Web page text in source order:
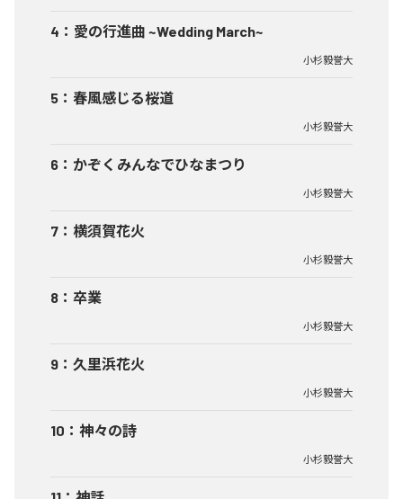
4 ： 愛の行進曲 ~Wedding March~
小杉毅誉大
5 ： 春風感じる桜道
小杉毅誉大
6 ： かぞくみんなでひなまつり
小杉毅誉大
7 ： 横須賀花火
小杉毅誉大
8 ： 卒業
小杉毅誉大
9 ： 久里浜花火
小杉毅誉大
10 ： 神々の詩
小杉毅誉大